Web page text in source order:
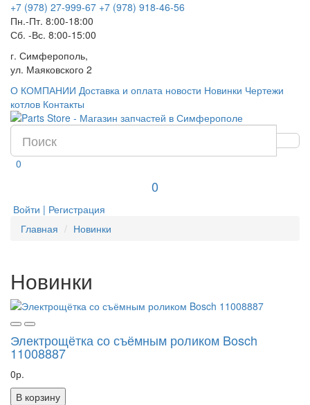
+7 (978) 27-999-67 +7 (978) 918-46-56
Пн.-Пт. 8:00-18:00
Сб. -Вс. 8:00-15:00
г. Симферополь,
ул. Маяковского 2
О КОМПАНИИ Доставка и оплата новости Новинки Чертежи
котлов Контакты
0
0
Войти | Регистрация
Главная
Новинки
Новинки
Электрощётка со съёмным роликом Bosch
11008887
0р.
В корзину